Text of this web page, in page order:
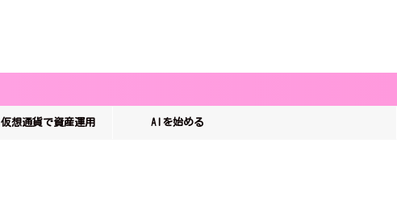
仮想通貨で資産運用 AIを始める